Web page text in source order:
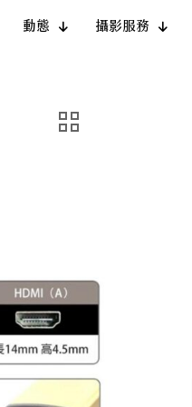
動態 攝影服務